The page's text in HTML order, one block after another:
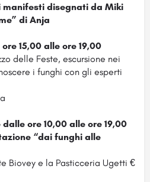
disegnati da Miki
di Anja
15,00 alle ore 19,00
delle Feste, escursione nei
i funghi con gli esperti
dalle ore 10,00 alle ore 19,00
“dai funghi alle
Biovey e la Pasticceria Ugetti €